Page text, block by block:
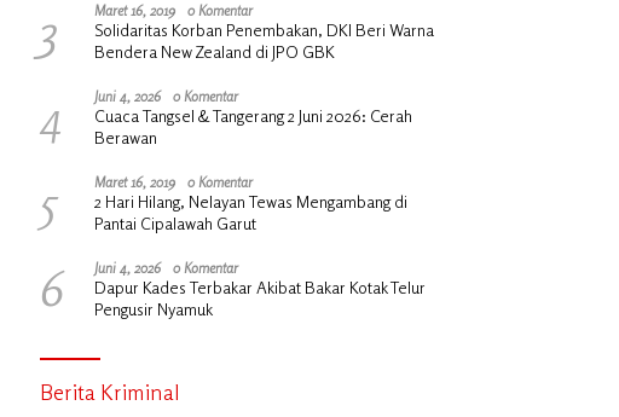
3 Maret 16, 2019 0 Komentar
Solidaritas Korban Penembakan, DKI Beri Warna
Bendera New Zealand di JPO GBK
4 Juni 4, 2026 0 Komentar
Cuaca Tangsel & Tangerang 2 Juni 2026: Cerah
Berawan
5 Maret 16, 2019 0 Komentar
2 Hari Hilang, Nelayan Tewas Mengambang di
Pantai Cipalawah Garut
6 Juni 4, 2026 0 Komentar
Dapur Kades Terbakar Akibat Bakar Kotak Telur
Pengusir Nyamuk
Berita Kriminal